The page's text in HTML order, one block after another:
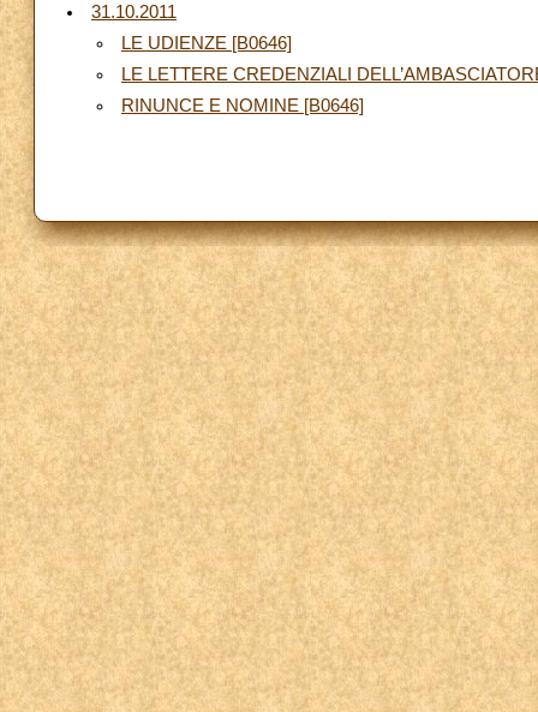
31.10.2011
LE UDIENZE [B0646]
LE LETTERE CREDENZIALI
RINUNCE E NOMINE [B0646]